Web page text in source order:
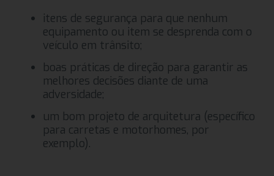
itens de segurança para que nenhum
equipamento ou item se desprenda com o
veículo em trânsito;
boas práticas de direção para garantir as
melhores decisões diante de uma
adversidade;
um bom projeto de arquitetura (específico
para carretas e motorhomes, por
exemplo).